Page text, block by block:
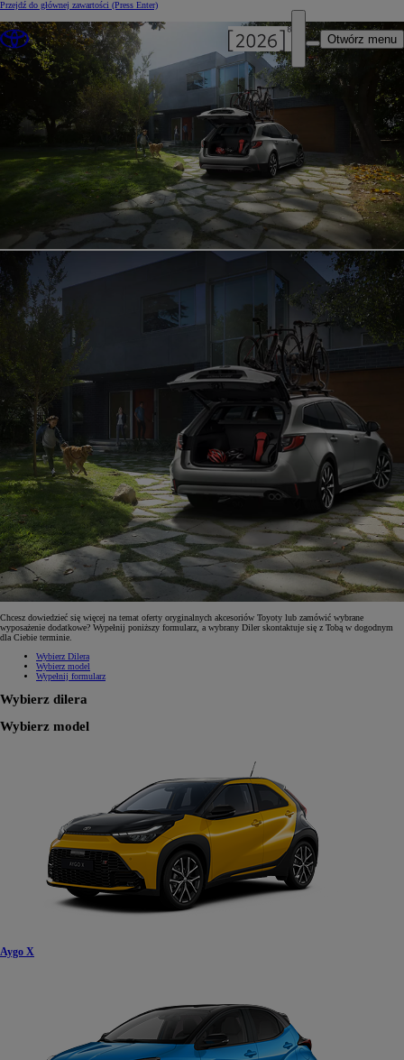
Przejdź do głównej zawartości (Press Enter)
Otwórz menu
Chcesz dowiedzieć się więcej na temat oferty oryginalnych akcesoriów Toyoty lub zamówić wybrane
wyposażenie dodatkowe? Wypełnij poniższy formularz, a wybrany Diler skontaktuje się z Tobą w dogodnym
dla Ciebie terminie.
Wybierz Dilera
Wybierz model
Wypełnij formularz
Wybierz dilera
Wybierz model
Aygo X